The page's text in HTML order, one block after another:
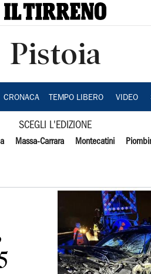
Pistoia
CRONACA TEMPO LIBERO VIDEO
SCEGLI L'EDIZIONE
Massa-Carrara Montecatini